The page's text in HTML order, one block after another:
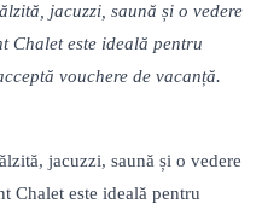
jacuzzi, saună și o vedere
Chalet este ideală pentru
vouchere de vacanță.
jacuzzi, saună și o vedere
Chalet este ideală pentru